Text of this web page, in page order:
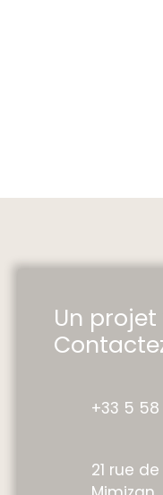
Un projet
+33 5 58
21 rue